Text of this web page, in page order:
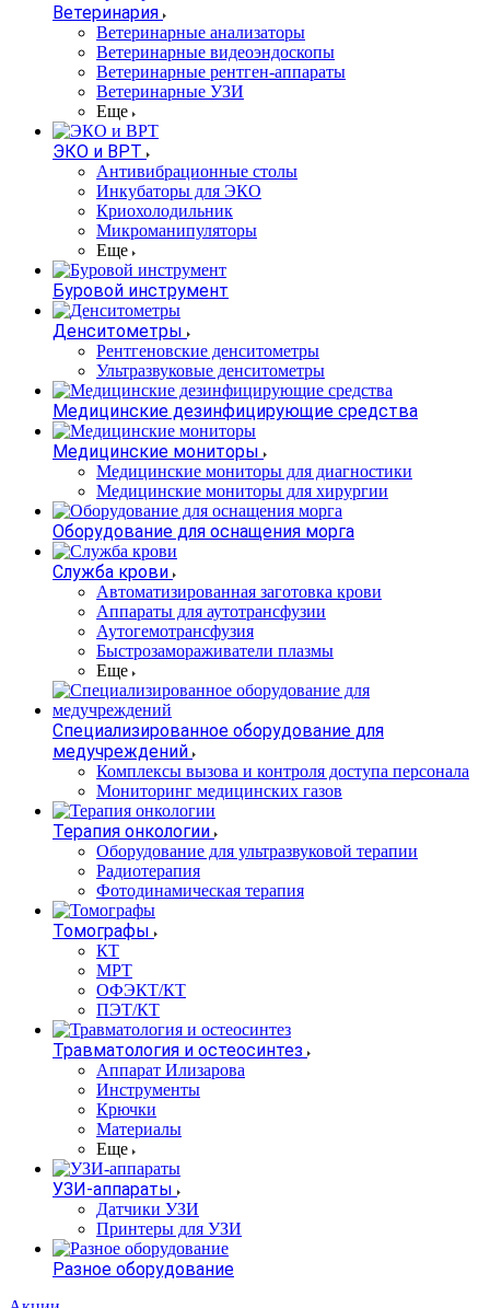
Ветеринария
Ветеринарные анализаторы
Ветеринарные видеоэндоскопы
Ветеринарные рентген-аппараты
Ветеринарные УЗИ
Еще
ЭКО и ВРТ
Антивибрационные столы
Инкубаторы для ЭКО
Криохолодильник
Микроманипуляторы
Еще
Буровой инструмент
Денситометры
Рентгеновские денситометры
Ультразвуковые денситометры
Медицинские дезинфицирующие средства
Медицинские мониторы
Медицинские мониторы для диагностики
Медицинские мониторы для хирургии
Оборудование для оснащения морга
Служба крови
Автоматизированная заготовка крови
Аппараты для аутотрансфузии
Аутогемотрансфузия
Быстрозамораживатели плазмы
Еще
Специализированное оборудование для
медучреждений
Комплексы вызова и контроля доступа персонала
Мониторинг медицинских газов
Терапия онкологии
Оборудование для ультразвуковой терапии
Радиотерапия
Фотодинамическая терапия
Томографы
КТ
МРТ
ОФЭКТ/КТ
ПЭТ/КТ
Травматология и остеосинтез
Аппарат Илизарова
Инструменты
Крючки
Материалы
Еще
УЗИ-аппараты
Датчики УЗИ
Принтеры для УЗИ
Разное оборудование